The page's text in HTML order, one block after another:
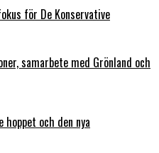
för De Konservative
samarbete med Grönland och
och den nya